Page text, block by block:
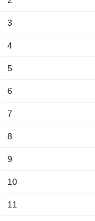
3
4
5
6
7
8
9
10
11